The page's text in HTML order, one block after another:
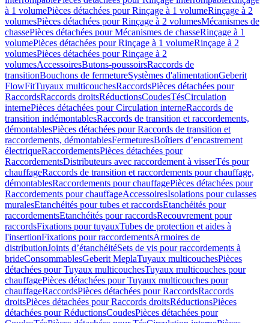
à 1 volumePièces détachées pour Rinçage à 1 volumeRinçage à 2
volumesPièces détachées pour Rinçage à 2 volumesMécanismes de
chassePièces détachées pour Mécanismes de chasseRinçage à 1
volumePièces détachées pour Rinçage à 1 volumeRinçage à 2
volumesPièces détachées pour Rinçage à 2
volumesAccessoiresButons-poussoirsRaccords de
transitionBouchons de fermetureSystèmes d'alimentationGeberit
FlowFitTuyaux multicouchesRaccordsPièces détachées pour
RaccordsRaccords droitsRéductionsCoudesTésCirculation
internePièces détachées pour Circulation interneRaccords de
transition indémontablesRaccords de transition et raccordements,
démontablesPièces détachées pour Raccords de transition et
raccordements, démontablesFermeturesBoîtiers d’encastrement
électriqueRaccordementsPièces détachées pour
RaccordementsDistributeurs avec raccordement à visserTés pour
chauffageRaccords de transition et raccordements pour chauffage,
démontablesRaccordements pour chauffagePièces détachées pour
Raccordements pour chauffageAccessoiresIsolations pour culasses
muralesEtanchéités pour tubes et raccordsEtanchéités pour
raccordementsEtanchéités pour raccordsRecouvrement pour
raccordsFixations pour tuyauxTubes de protection et aides à
l'insertionFixations pour raccordementsArmoires de
distributionJoints d’étanchéitéSets de vis pour raccordements à
brideConsommablesGeberit MeplaTuyaux multicouchesPièces
détachées pour Tuyaux multicouchesTuyaux multicouches pour
chauffagePièces détachées pour Tuyaux multicouches pour
chauffageRaccordsPièces détachées pour RaccordsRaccords
droitsPièces détachées pour Raccords droitsRéductionsPièces
détachées pour RéductionsCoudesPièces détachées pour